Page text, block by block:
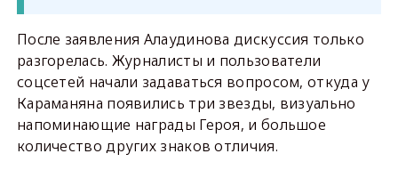
После заявления Алаудинова дискуссия только
разгорелась. Журналисты и пользователи
соцсетей начали задаваться вопросом, откуда у
Караманяна появились три звезды, визуально
напоминающие награды Героя, и большое
количество других знаков отличия.